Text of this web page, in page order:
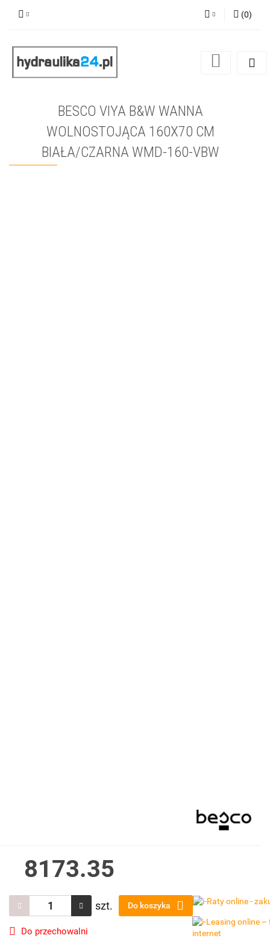
Zarejestruj się
(0)
BESCO VIYA B&W WANNA
WOLNOSTOJĄCA 160X70 CM
BIAŁA/CZARNA WMD-160-VBW
8173.35
szt. Do koszyka
Do przechowalni